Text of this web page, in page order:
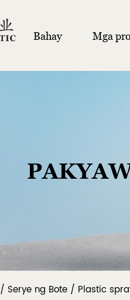
Bahay Mga
/ Serye ng Bote / Plastic